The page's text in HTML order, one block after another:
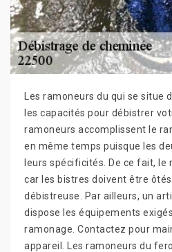
Les ramoneurs du qui se situe
les capacités pour débistrer
ramoneurs accomplissent le
en même temps puisque les
leurs spécificités. De ce fait,
car les bistres doivent être ôtés
débistreuse. Par ailleurs, un
dispose les équipements
ramonage. Contactez pour
appareil. Les ramoneurs du